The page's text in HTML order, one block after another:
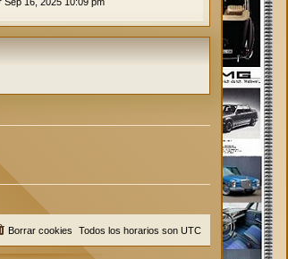
i
o
m
ú
e
a
Todos los horarios son UTC
Borrar cookies